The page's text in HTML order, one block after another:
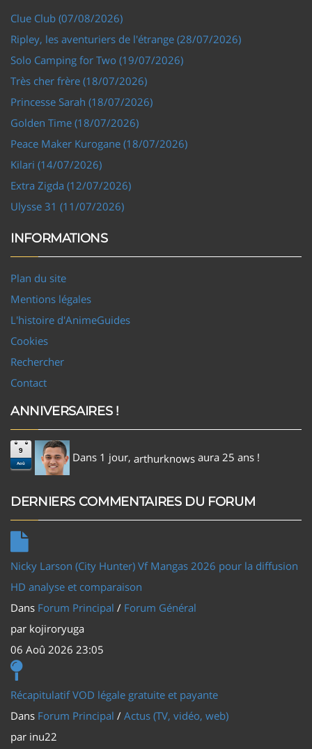
Clue Club (07/08/2026)
Ripley, les aventuriers de l'étrange (28/07/2026)
Solo Camping for Two (19/07/2026)
Très cher frère (18/07/2026)
Princesse Sarah (18/07/2026)
Golden Time (18/07/2026)
Peace Maker Kurogane (18/07/2026)
Kilari (14/07/2026)
Extra Zigda (12/07/2026)
Ulysse 31 (11/07/2026)
INFORMATIONS
Plan du site
Mentions légales
L'histoire d'AnimeGuides
Cookies
Rechercher
Contact
ANNIVERSAIRES !
9
Aoû Dans 1 jour, arthurknows aura 25 ans !
DERNIERS COMMENTAIRES DU FORUM
Nicky Larson (City Hunter) Vf Mangas 2026 pour la diffusion
HD analyse et comparaison
Dans Forum Principal / Forum Général
par kojiroryuga
06 Aoû 2026 23:05
Récapitulatif VOD légale gratuite et payante
Dans Forum Principal / Actus (TV, vidéo, web)
par inu22